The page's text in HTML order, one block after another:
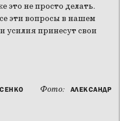
это не просто делать.
эти вопросы в нашем
усилия принесут свои
Фото:
АЛЕКСАНДР